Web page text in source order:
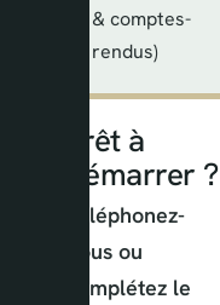
& comptes-
rendus)
Prêt à
démarrer ?
Téléphonez-
nous ou
complétez le